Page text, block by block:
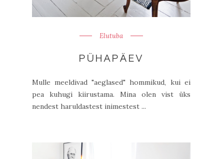
Elutuba
PÜHAPÄEV
Mulle meeldivad "aeglased" hommikud, kui ei
pea kuhugi kiirustama. Mina olen vist üks
nendest haruldastest inimestest ...